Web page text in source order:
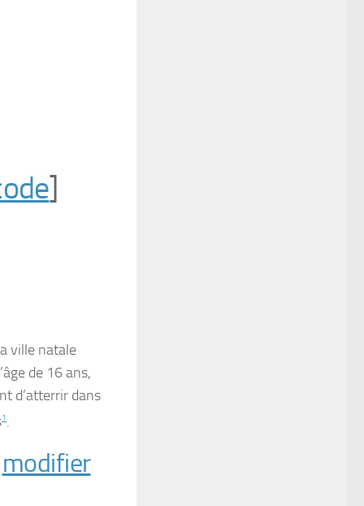
]
ville natale
de 16 ans,
d’atterrir dans
1.
modifier